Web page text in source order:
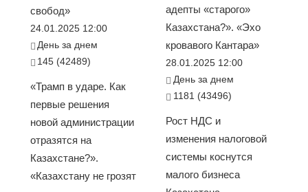
свобод»
24.01.2025 12:00
День за днем
145 (42489)
«Трамп в ударе. Как
первые решения
новой администрации
отразятся на
Казахстане?».
«Казахстану не грозят
адепты «старого»
Казахстана?». «Эхо
кровавого Кантара»
28.01.2025 12:00
День за днем
1181 (43496)
Рост НДС и
изменения налоговой
системы коснутся
малого бизнеса